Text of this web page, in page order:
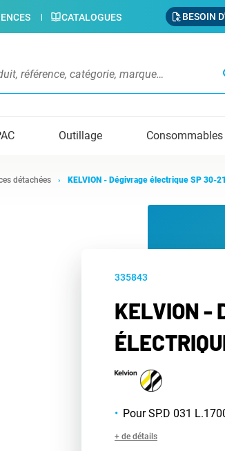
CATALOGUES BESOIN
Outillage Consommables
détachées KELVION - Dégivrage électrique SP 30-21
335843
KELVION -
Pour SP.D 031
+ de détails